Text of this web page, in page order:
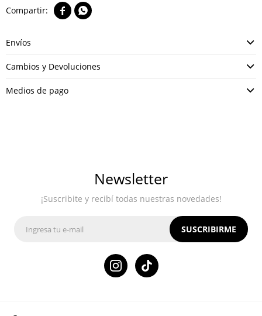
 
Envíos
Cambios y Devoluciones
Medios de pago
Newsletter
¡Suscribite y recibí todas nuestras novedades!
SUSCRIBIRME
